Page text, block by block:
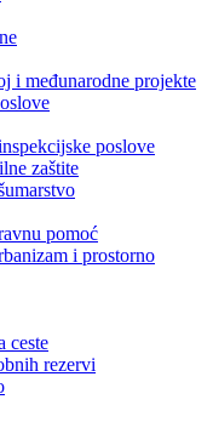
i međunarodne projekte
poslove
zaštite
pomoć
i prostorno
ceste
rezervi